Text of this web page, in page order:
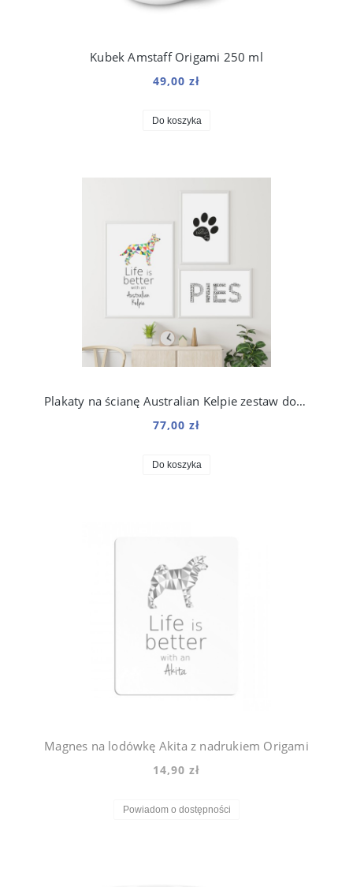
Kubek Amstaff Origami 250 ml
49,00 zł
Do koszyka
Plakaty na ścianę Australian Kelpie zestaw do salonu
77,00 zł
Do koszyka
Magnes na lodówkę Akita z nadrukiem Origami
14,90 zł
Powiadom o dostępności